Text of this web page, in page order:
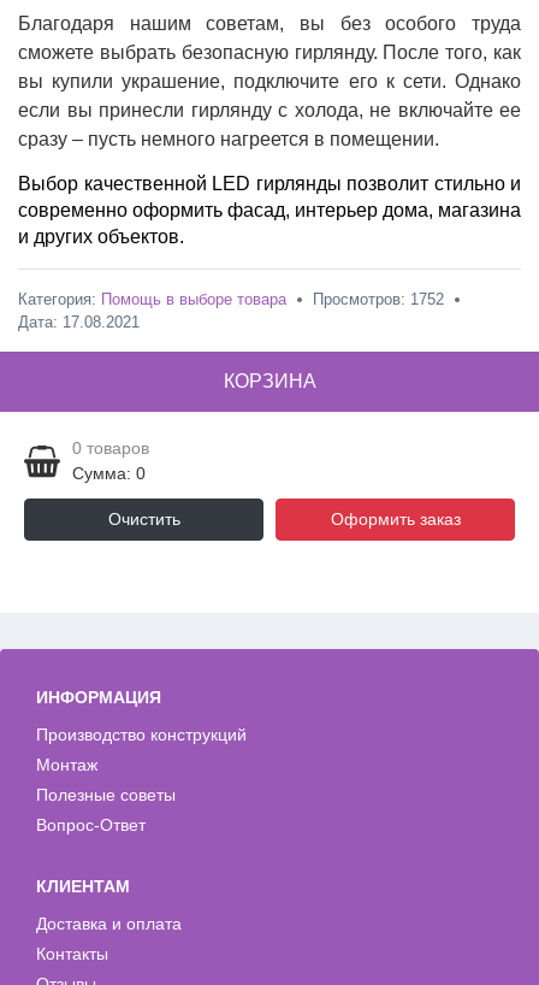
Благодаря нашим советам, вы без особого труда
сможете выбрать безопасную гирлянду. После того, как
вы купили украшение, подключите его к сети. Однако
если вы принесли гирлянду с холода, не включайте ее
сразу – пусть немного нагреется в помещении.
Выбор качественной LED гирлянды позволит стильно и
современно оформить фасад, интерьер дома, магазина
и других объектов.
Категория: Помощь в выборе товара
Просмотров: 1752
Дата: 17.08.2021
КОРЗИНА
0 товаров
Сумма: 0
Очистить Оформить заказ
ИНФОРМАЦИЯ
Производство конструкций
Монтаж
Полезные советы
Вопрос-Ответ
КЛИЕНТАМ
Доставка и оплата
Контакты